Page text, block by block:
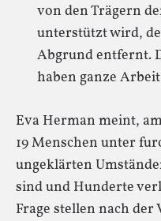
von den Trägern
unterstützt wird,
Abgrund entfernt.
haben ganze
Eva Herman meint,
19 Menschen unter
ungeklärten
sind und Hunderte
Frage stellen nach